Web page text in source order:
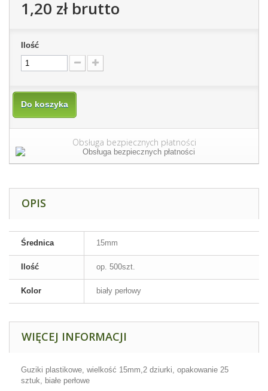
1,20 złbrutto
Ilość
Do koszyka
Obsługa bezpiecznych płatności
OPIS
Średnica 15mm
Ilość op. 500szt.
Kolor biały perłowy
WIĘCEJ INFORMACJI
Guziki plastikowe, wielkość 15mm,2 dziurki, opakowanie 25
sztuk, białe perłowe